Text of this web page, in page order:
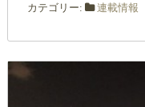
カテゴリー:
連載情報